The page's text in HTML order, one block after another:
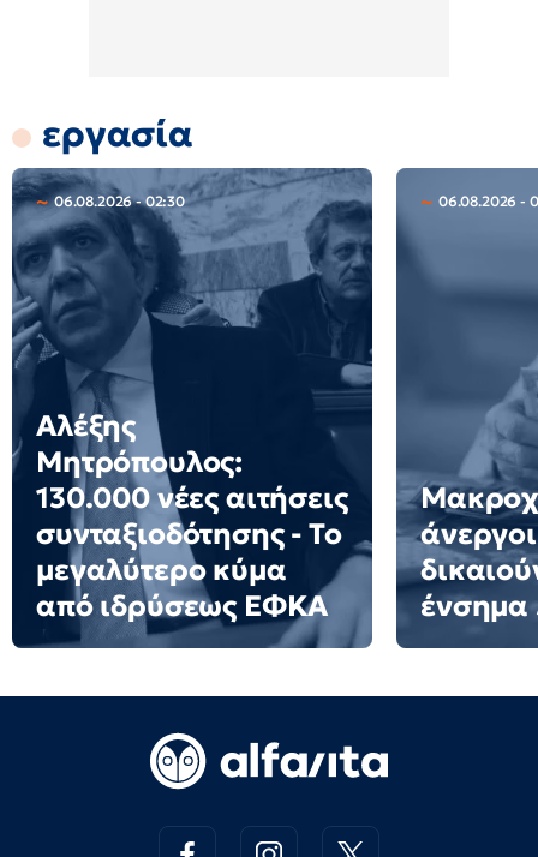
εργασία
06.08.2026 - 02:30
Αλέξης
Μητρόπουλος:
130.000 νέες αιτήσεις
συνταξιοδότησης - Το
μεγαλύτερο κύμα
από ιδρύσεως ΕΦΚΑ
06.08.2026 -
ένσημα